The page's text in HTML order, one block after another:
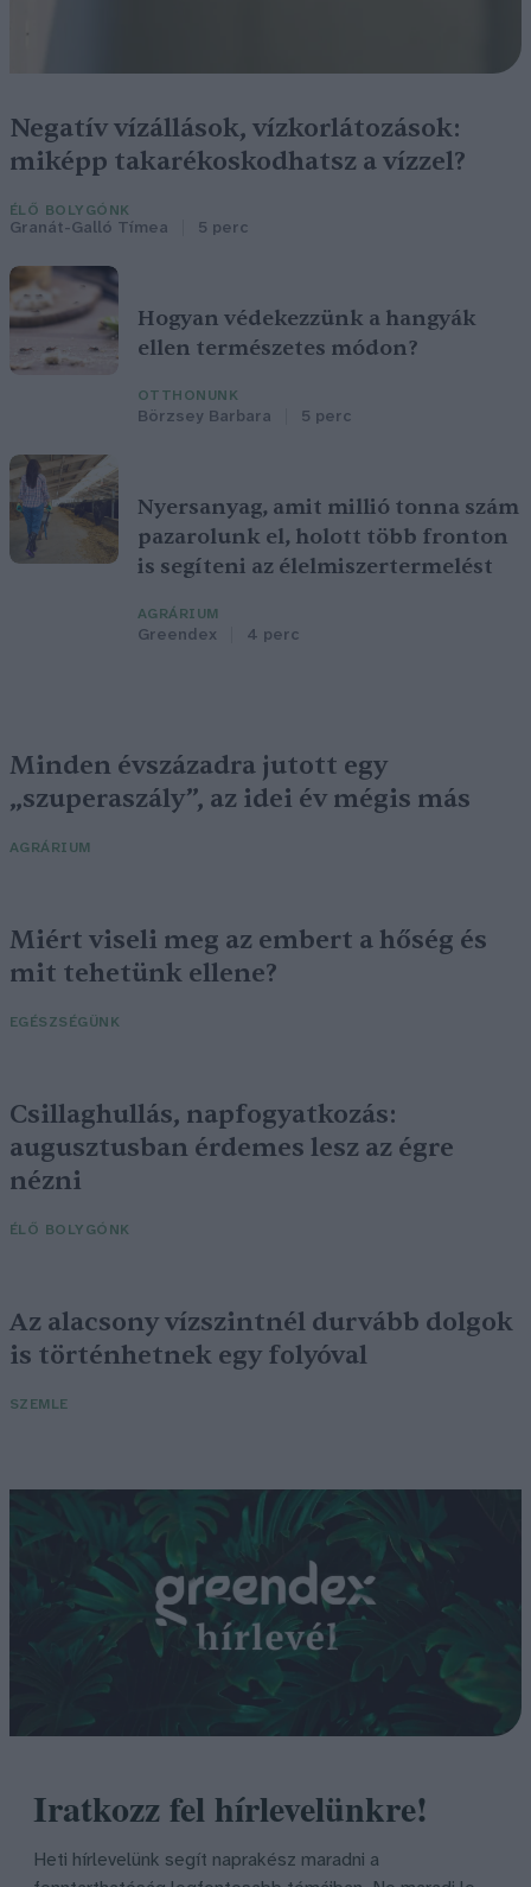
Negatív vízállások, vízkorlátozások:
miképp takarékoskodhatsz a vízzel?
ÉLŐ BOLYGÓNK
Granát-Galló Tímea 5 perc
Hogyan védekezzünk a hangyák
ellen természetes módon?
OTTHONUNK
Börzsey Barbara 5 perc
Nyersanyag, amit millió tonna szám
pazarolunk el, holott több fronton
is segíteni az élelmiszertermelést
AGRÁRIUM
Greendex 4 perc
Minden évszázadra jutott egy
„szuperaszály”, az idei év mégis más
AGRÁRIUM
Miért viseli meg az embert a hőség és
mit tehetünk ellene?
EGÉSZSÉGÜNK
Csillaghullás, napfogyatkozás:
augusztusban érdemes lesz az égre
nézni
ÉLŐ BOLYGÓNK
Az alacsony vízszintnél durvább dolgok
is történhetnek egy folyóval
SZEMLE
Iratkozz fel hírlevelünkre!
Heti hírlevelünk segít naprakész maradni a